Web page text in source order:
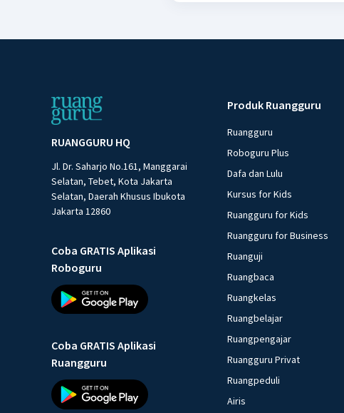
RUANGGURU HQ
Jl. Dr. Saharjo No.161, Manggarai
Selatan, Tebet, Kota Jakarta
Selatan, Daerah Khusus Ibukota
Jakarta 12860
Coba GRATIS Aplikasi
Roboguru
Coba GRATIS Aplikasi
Ruangguru
Produk Ruangguru
Ruangguru
Roboguru Plus
Dafa dan Lulu
Kursus for Kids
Ruangguru for Kids
Ruangguru for Business
Ruanguji
Ruangbaca
Ruangkelas
Ruangbelajar
Ruangpengajar
Ruangguru Privat
Ruangpeduli
Airis